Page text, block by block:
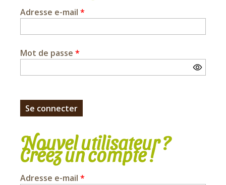
Adresse e-mail *
Mot de passe *
Nouvel utilisateur ?
Créez un compte !
Adresse e-mail *